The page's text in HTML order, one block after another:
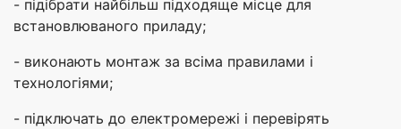
- підібрати найбільш підходяще місце для
встановлюваного приладу;
- виконають монтаж за всіма правилами і
технологіями;
- підключать до електромережі і перевірять